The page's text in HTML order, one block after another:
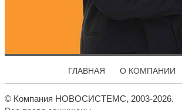
ГЛАВНАЯ О КОМПАНИИ
© Компания НОВОСИСТЕМС, 2003-2026.